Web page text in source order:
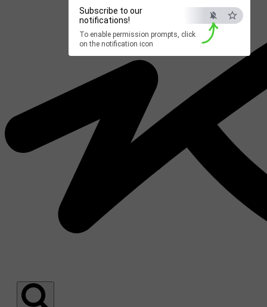
Subscribe to our
notifications!
To enable permission prompts, click
on the notification icon